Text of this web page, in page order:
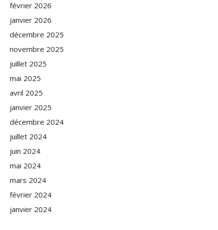
février 2026
janvier 2026
décembre 2025
novembre 2025
juillet 2025
mai 2025
avril 2025
janvier 2025
décembre 2024
juillet 2024
juin 2024
mai 2024
mars 2024
février 2024
janvier 2024